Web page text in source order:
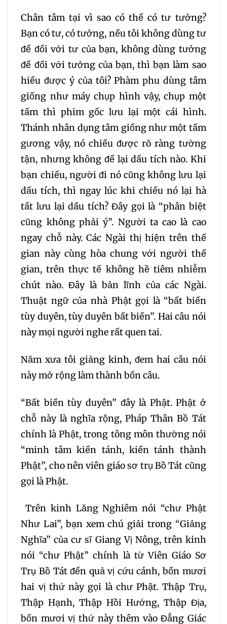
Chân tâm tại vì sao có thể có tư tưởng?
Bạn có tư, có tưởng, nếu tôi không dùng tư
để đối với tư của bạn, không dùng tưởng
để đối với tưởng của bạn, thì bạn làm sao
hiểu được ý của tôi? Phàm phu dùng tâm
giống như máy chụp hình vậy, chụp một
tấm thì phim gốc lưu lại một cái hình.
Thánh nhân dụng tâm giống như một tấm
gương vậy, nó chiếu được rõ ràng tường
tận, nhưng không để lại dấu tích nào. Khi
bạn chiếu, người đi nó cũng không lưu lại
dấu tích, thì ngay lúc khi chiếu nó lại hà
tất lưu lại dấu tích? Đây gọi là “phân biệt
cũng không phải ý”. Người ta cao là cao
ngay chỗ này. Các Ngài thị hiện trên thế
gian này cùng hòa chung với người thế
gian, trên thực tế không hề tiêm nhiễm
chút nào. Đây là bản lĩnh của các Ngài.
Thuật ngữ của nhà Phật gọi là “bất biến
tùy duyên, tùy duyên bất biến”. Hai câu nói
này mọi người nghe rất quen tai.
Năm xưa tôi giảng kinh, đem hai câu nói
này mở rộng làm thành bốn câu.
“Bất biến tùy duyên” đây là Phật. Phật ở
chỗ này là nghĩa rộng, Pháp Thân Bồ Tát
chính là Phật, trong tông môn thường nói
“minh tâm kiến tánh, kiến tánh thành
Phật”, cho nên viên giáo sơ trụ Bồ Tát cũng
gọi là Phật.
Trên kinh Lăng Nghiêm nói “chư Phật
Như Lai”, bạn xem chú giải trong “Giảng
Nghĩa” của cư sĩ Giang Vị Nông, trên kinh
nói “chư Phật” chính là từ Viên Giáo Sơ
Trụ Bồ Tát đến quả vị cứu cánh, bốn mươi
hai vị thứ này gọi là chư Phật. Thập Trụ,
Thập Hạnh, Thập Hồi Hướng, Thập Địa,
bốn mươi vị thứ này thêm vào Đẳng Giác